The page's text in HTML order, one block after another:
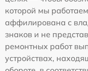
которой мы
аффилирована с
знаков и не
ремонтных работ
устройствах,